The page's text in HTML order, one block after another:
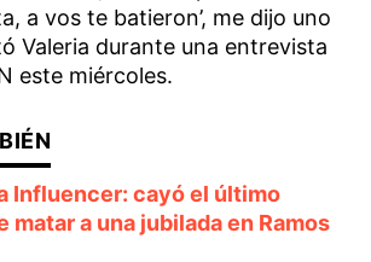
a vos te batieron’, me dijo uno
Valeria durante una entrevista
este miércoles.
Influencer: cayó el último
matar a una jubilada en Ramos